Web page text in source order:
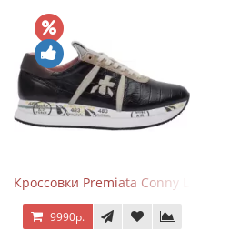
Кроссовки Premiata Conny Leather
9990р.